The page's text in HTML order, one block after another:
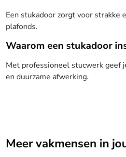
Een stukadoor zorgt voor strakke
plafonds.
Waarom een stukadoor
Met professioneel stucwerk geef
en duurzame afwerking.
Meer vakmensen in